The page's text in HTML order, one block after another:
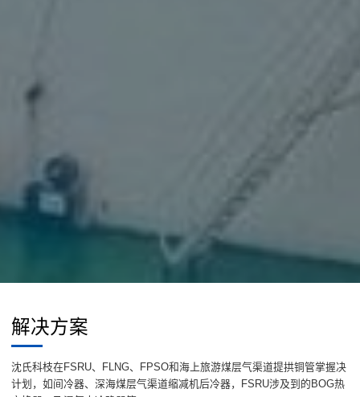
解决方案
沈氏科枝在FSRU、FLNG、FPSO和海上旅游煤层气渠道提拱铜管掌握决
计划，如间冷器、深海煤层气渠道缩减机后冷器，FSRU涉及到的BOG热